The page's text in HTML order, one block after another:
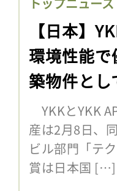
【日本】
環境性能
築物件とし
YKKとYKK
産は2月8日、
ビル部門「テ
賞は日本国 […]